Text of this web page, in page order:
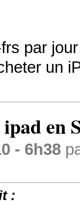
par
un
en
- 6h38
: